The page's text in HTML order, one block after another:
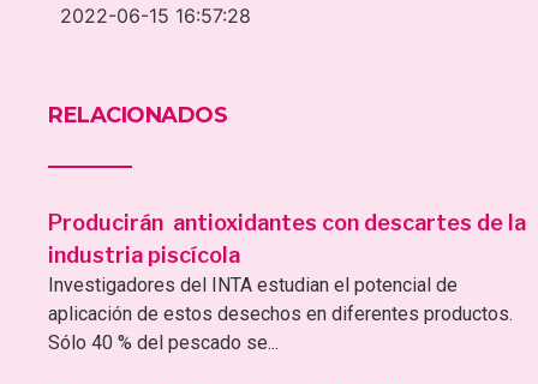
2022-06-15 16:57:28
RELACIONADOS
Producirán antioxidantes con descartes de la
industria piscícola
Investigadores del INTA estudian el potencial de
aplicación de estos desechos en diferentes productos.
Sólo 40 % del pescado se...